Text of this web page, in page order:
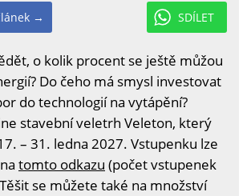
SDÍLET
→
o kolik procent se ještě můžou
Do čeho má smysl investovat
do technologií na vytápění?
stavební veletrh Veleton, který
– 31. ledna 2027. Vstupenku lze
tomto odkazu (počet vstupenek
se můžete také na množství